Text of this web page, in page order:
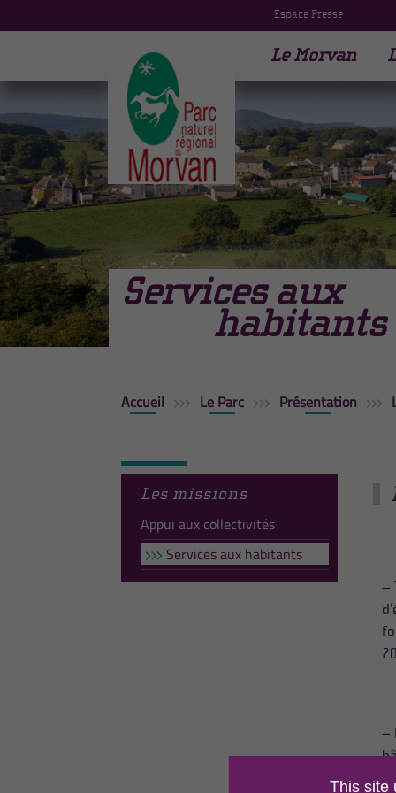
Espace Presse
Le Morvan
Services aux
habitants
Accueil Le Parc Présentation
Les missions
Appui aux collectivités
Services aux habitants
–
–
This site